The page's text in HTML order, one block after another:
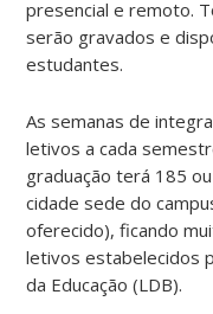
presencial e remoto.
serão gravados e
estudantes.
As semanas de
letivos a cada
graduação terá 185
cidade sede do
oferecido), ficando
letivos estabelecidos
da Educação (LDB).